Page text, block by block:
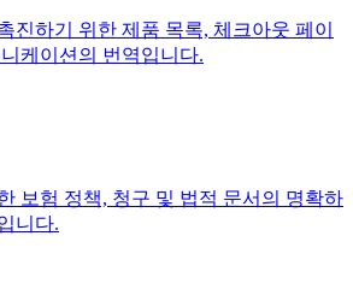
진하기 위한 제품 목록, 체크아웃 페이
케이션의 번역입니다.
보험 정책, 청구 및 법적 문서의 명확하
니다.